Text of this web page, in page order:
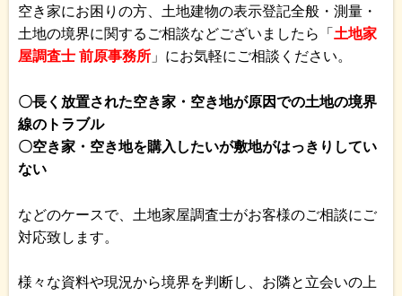
空き家にお困りの方、土地建物の表示登記全般・測量・
土地の境界に関するご相談などございましたら「 土地家
屋調査士 前原事務所 」にお気軽にご相談ください。
〇長く放置された空き家・空き地が原因での土地の境界
線のトラブル
〇空き家・空き地を購入したいが敷地がはっきりしてい
ない
などのケースで、土地家屋調査士がお客様のご相談にご
対応致します。
様々な資料や現況から境界を判断し、お隣と立会いの上